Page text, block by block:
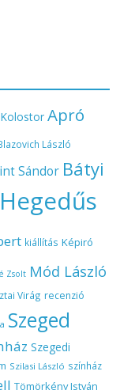
Apró
László
Sándor Bátyi
Hegedűs
kiállítás Képiró
Zsolt Mód László
Virág recenzió
Szeged
Szegedi
Szilasi László színház
Tömörkény István